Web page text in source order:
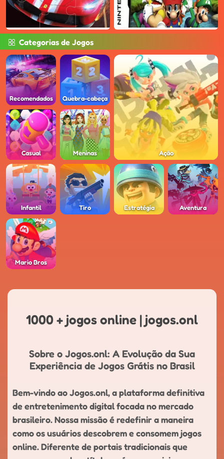
Categorias de Jogos
Recomendados Quebra-cabeça
Ação
Casual Meninas
Infantil Tiro Estratégia Aventura
Mario Bros
1000 + jogos online | jogos.onl
Sobre o Jogos.onl: A Evolução da Sua
Experiência de Jogos Grátis no Brasil
Bem-vindo ao Jogos.onl, a plataforma definitiva
de entretenimento digital focada no mercado
brasileiro. Nossa missão é redefinir a maneira
como os usuários descobrem e consomem jogos
online. Diferente de portais tradicionais que